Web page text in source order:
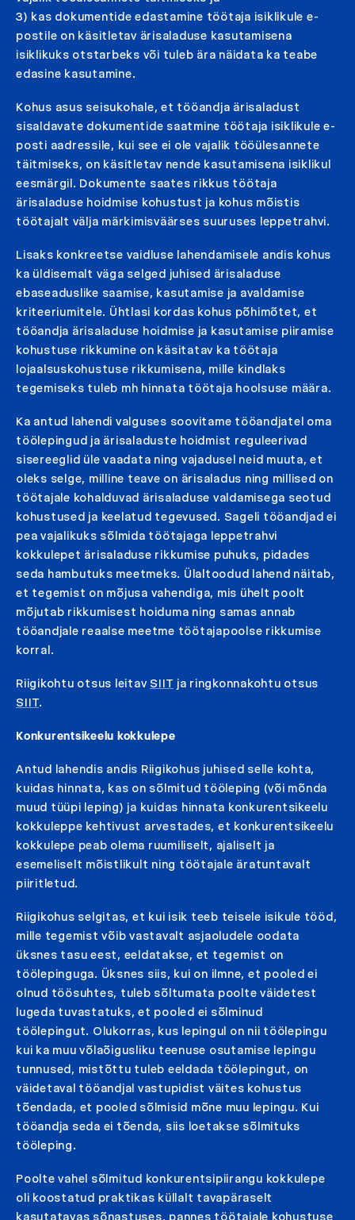
3) kas dokumentide edastamine töötaja isiklikule e-
postile on käsitletav ärisaladuse kasutamisena
isiklikuks otstarbeks või tuleb ära näidata ka teabe
edasine kasutamine.
Kohus asus seisukohale, et tööandja ärisaladust
sisaldavate dokumentide saatmine töötaja isiklikule e-
posti aadressile, kui see ei ole vajalik tööülesannete
täitmiseks, on käsitletav nende kasutamisena isiklikul
eesmärgil. Dokumente saates rikkus töötaja
ärisaladuse hoidmise kohustust ja kohus mõistis
töötajalt välja märkimisväärses suuruses leppetrahvi.
Lisaks konkreetse vaidluse lahendamisele andis kohus
ka üldisemalt väga selged juhised ärisaladuse
ebaseaduslike saamise, kasutamise ja avaldamise
kriteeriumitele. Ühtlasi kordas kohus põhimõtet, et
tööandja ärisaladuse hoidmise ja kasutamise piiramise
kohustuse rikkumine on käsitatav ka töötaja
lojaalsuskohustuse rikkumisena, mille kindlaks
tegemiseks tuleb mh hinnata töötaja hoolsuse määra.
Ka antud lahendi valguses soovitame tööandjatel oma
töölepingud ja ärisaladuste hoidmist reguleerivad
sisereeglid üle vaadata ning vajadusel neid muuta, et
oleks selge, milline teave on ärisaladus ning millised on
töötajale kohalduvad ärisaladuse valdamisega seotud
kohustused ja keelatud tegevused. Sageli tööandjad ei
pea vajalikuks sõlmida töötajaga leppetrahvi
kokkulepet ärisaladuse rikkumise puhuks, pidades
seda hambutuks meetmeks. Ülaltoodud lahend näitab,
et tegemist on mõjusa vahendiga, mis ühelt poolt
mõjutab rikkumisest hoiduma ning samas annab
tööandjale reaalse meetme töötajapoolse rikkumise
korral.
Riigikohtu otsus leitav SIIT ja ringkonnakohtu otsus
SIIT.
Konkurentsikeelu kokkulepe
Antud lahendis andis Riigikohus juhised selle kohta,
kuidas hinnata, kas on sõlmitud tööleping (või mõnda
muud tüüpi leping) ja kuidas hinnata konkurentsikeelu
kokkuleppe kehtivust arvestades, et konkurentsikeelu
kokkulepe peab olema ruumiliselt, ajaliselt ja
esemeliselt mõistlikult ning töötajale äratuntavalt
piiritletud.
Riigikohus selgitas, et kui isik teeb teisele isikule tööd,
mille tegemist võib vastavalt asjaoludele oodata
üksnes tasu eest, eeldatakse, et tegemist on
töölepinguga. Üksnes siis, kui on ilmne, et pooled ei
olnud töösuhtes, tuleb sõltumata poolte väidetest
lugeda tuvastatuks, et pooled ei sõlminud
töölepingut. Olukorras, kus lepingul on nii töölepingu
kui ka muu võlaõigusliku teenuse osutamise lepingu
tunnused, mistõttu tuleb eeldada töölepingut, on
väidetaval tööandjal vastupidist väites kohustus
tõendada, et pooled sõlmisid mõne muu lepingu. Kui
tööandja seda ei tõenda, siis loetakse sõlmituks
tööleping.
Poolte vahel sõlmitud konkurentsipiirangu kokkulepe
oli koostatud praktikas küllalt tavapäraselt
kasutatavas sõnastuses, pannes töötajale kohustuse